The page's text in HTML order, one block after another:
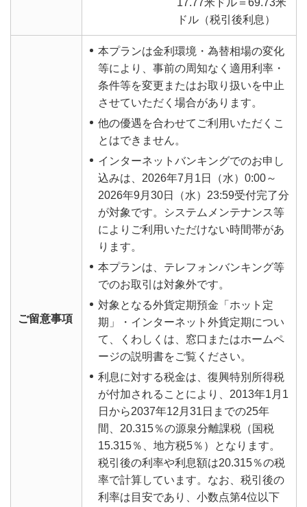
17.77米ドル＝69.73米
ドル（税引後利息）
ご留意事項
本プランは金利環境・為替相場の変化
等により、事前の周知なく適用利率・
条件等を変更またはお取り扱いを中止
させていただく場合があります。
他の優遇を合わせてご利用いただくこ
とはできません。
インターネットバンキングでのお申し
込みは、2026年7月1日（水）0:00～
2026年9月30日（水）23:59受付完了分
が対象です。システムメンテナンス等
によりご利用いただけない時間帯があ
ります。
本プランは、テレフォンバンキング等
でのお取引は対象外です。
対象となる外貨定期預金「ホット定
期」・インターネット外貨定期につい
て、くわしくは、窓口またはホームペ
ージの説明書をご覧ください。
利息に対する税金は、復興特別所得税
が付加されることにより、2013年1月1
日から2037年12月31日までの25年
間、20.315％の源泉分離課税（国税
15.315％、地方税5％）となります。
税引後の利率や利息額は20.315％の税
率で計算しています。なお、税引後の
利率は目安であり、小数点第4位以下